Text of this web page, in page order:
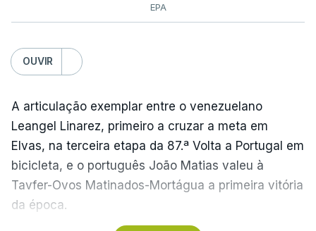
EPA
OUVIR
A articulação exemplar entre o venezuelano
Leangel Linarez, primeiro a cruzar a meta em
Elvas, na terceira etapa da 87.ª Volta a Portugal em
bicicleta, e o português João Matias valeu à
Tavfer-Ovos Matinados-Mortágua a primeira vitória
da época.